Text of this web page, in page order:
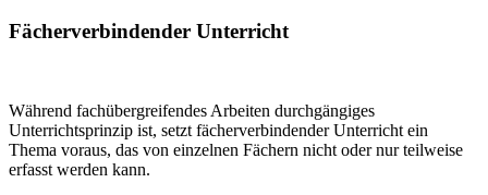
Fächerverbindender Unterricht
Während fachübergreifendes Arbeiten durchgängiges
Unterrichtsprinzip ist, setzt fächerverbindender Unterricht ein
Thema voraus, das von einzelnen Fächern nicht oder nur teilweise
erfasst werden kann.